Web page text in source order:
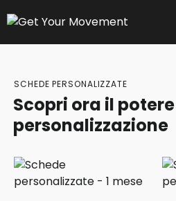
SCHEDE PERSONALIZZATE
Scopri ora il
personalizzazione